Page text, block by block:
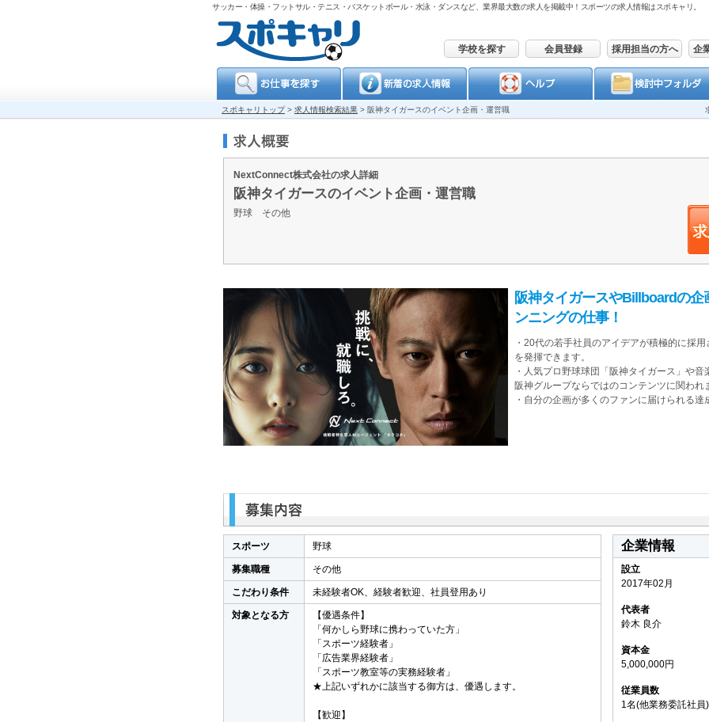
サッカー・体操・フットサル・テニス・バスケットボール・水泳・ダンスなど、業界最大数の求人を掲載中！スポーツの求人情報はスポキャリ。
学校を探す 会員登録 採用担当の方へ 企
スポキャリトップ> 求人情報検索結果 > 阪神タイガースのイベント企画・運営職
NextConnect株式会社の求人詳細
阪神タイガースのイベント企画・運営職
野球 その他
阪神タイガースやBillboardの
ンニングの仕事！
・20代の若手社員のアイデアが積極的に採
を発揮できます。
・人気プロ野球球団「阪神タイガース」や
阪神グループならではのコンテンツに関われ
・自分の企画が多くのファンに届けられる
スポーツ 野球
募集職種 その他
こだわり条件 未経験者OK、経験者歓迎、社員登用あり
対象となる方
【優遇条件】
「何かしら野球に携わっていた方」
「スポーツ経験者」
「広告業界経験者」
「スポーツ教室等の実務経験者」
★上記いずれかに該当する御方は、優遇します。
【歓迎】
企業情報
設立
2017年02月
代表者
鈴木 良介
資本金
5,000,000円
従業員数
1名(他業務委託社員)